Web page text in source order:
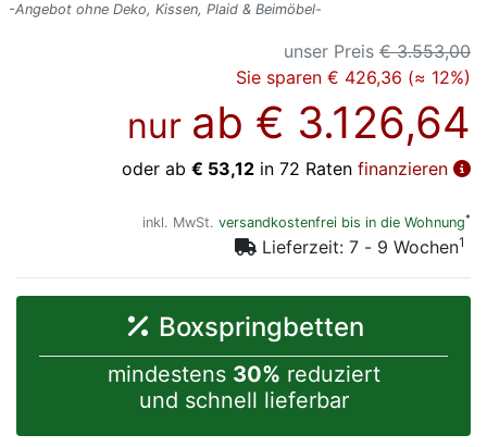
-Angebot ohne Deko, Kissen, Plaid & Beimöbel-
unser Preis € 3.553,00
Sie sparen € 426,36 (≈ 12%)
nur ab € 3.126,64
oder ab € 53,12 in 72 Raten finanzieren
inkl. MwSt. versandkostenfrei bis in die Wohnung*
Lieferzeit: 7 - 9 Wochen1
Boxspringbetten
mindestens 30% reduziert
und schnell lieferbar